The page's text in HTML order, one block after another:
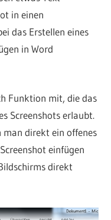
in einen
das Erstellen eines
in Word
Funktion mit, die das
Screenshots erlaubt.
man direkt ein offenes
einfügen
direkt